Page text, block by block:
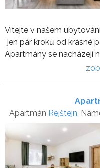
Vítejte v našem
jen pár kroků od krásné
Apartmány se nacházejí
Apartmán Rejštejn ,